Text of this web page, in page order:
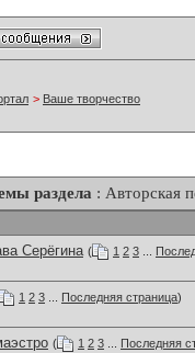
> Ваше творчество
раздела : Авторская
Серёгина ( 1 2 3
1 2 3 Последняя страница)
( 1 2 3
Последняя